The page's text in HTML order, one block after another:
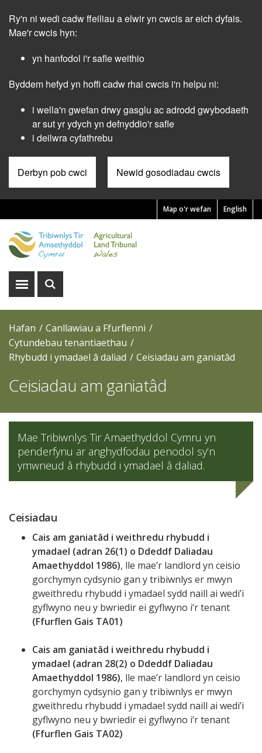
main
Ry'n ni wedi cadw ffeiliau a elwir yn cwcis ar eich dyfais.
Mae'r cwcis hyn:
yn hanfodol i'r safle weithio
Byddem hefyd yn hoffi cadw rhai cwcis i'n helpu ni:
i wella'n gwefan drwy gasglu ac adrodd gwybodaeth
ar sut yr ydych yn defnyddio'r safle
i deilwra cyfathrebu
Derbyn pob cwci Newid gosodiadau cwcis
English
Pre
Header
Menu
Map o'r wefan
DangosDangos
Hafan
Canllawiau a Ffurflenni
Cytundebau tenantiaethau
Rhybudd i ymadael â daliad
Ceisiadau am ganiatâd
Ceisiadau am ganiatâd
Mae Tribiwnlys Tir Amaethyddol Cymru yn
penderfynu ar anghydfodau penodol sy’n
ymwneud â rhybudd i ymadael â daliad.
Ceisiadau
Cais am ganiatâd i weithredu rhybudd i
ymadael (adran 26(1) o Ddeddf Daliadau
Amaethyddol 1986), lle mae’r landlord yn ceisio
gorchymyn cydsynio gan y tribiwnlys er mwyn
gweithredu rhybudd i ymadael sydd naill ai wedi’i
gyflwyno neu y bwriedir ei gyflwyno i’r tenant
(Ffurflen Gais TA01)
Cais am ganiatâd i weithredu rhybudd i
ymadael (adran 28(2) o Ddeddf Daliadau
Amaethyddol 1986), lle mae’r landlord yn ceisio
gorchymyn cydsynio gan y tribiwnlys er mwyn
gweithredu rhybudd i ymadael sydd naill ai wedi’i
gyflwyno neu y bwriedir ei gyflwyno i’r tenant
(Ffurflen Gais TA02)